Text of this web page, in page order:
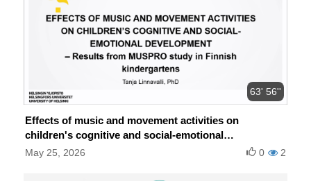
63' 56''
Effects of music and movement activities on
children's cognitive and social-emotional
development
May 25, 2026 2
0